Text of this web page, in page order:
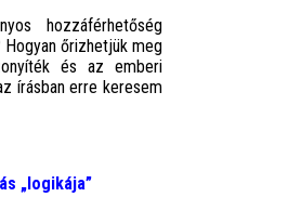
hozzáférhetőség
őrizhetjük meg
és az emberi
írásban erre keresem
„logikája”